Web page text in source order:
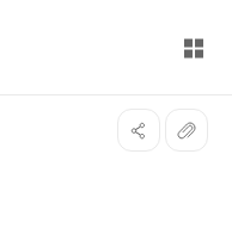
전체